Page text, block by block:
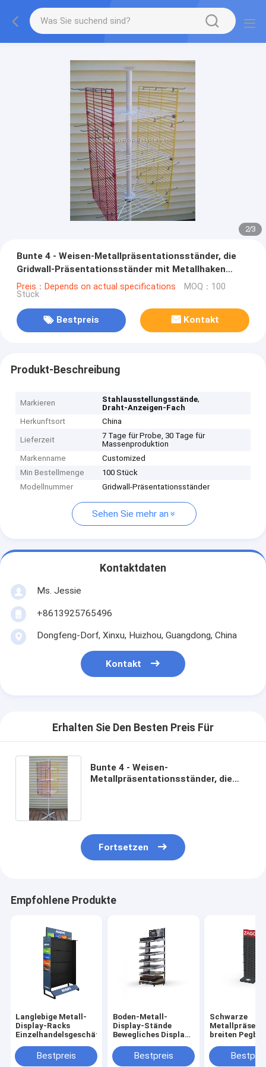
2/3
Bunte 4 - Weisen-Metallpräsentationsständer, die
Gridwall-Präsentationsständer mit Metallhaken
drehen
Preis：Depends on actual specifications MOQ：100
Stück
Bestpreis Kontakt
Produkt-Beschreibung
Markieren Stahlausstellungsstände,
Draht-Anzeigen-Fach
Herkunftsort
China
Lieferzeit
7 Tage für Probe, 30 Tage für
Massenproduktion
Markenname
Customized
Min Bestellmenge
100 Stück
Modellnummer
Gridwall-Präsentationsständer
Sehen Sie mehr an
Kontaktdaten
Ms. Jessie
+8613925765496
Dongfeng-Dorf, Xinxu, Huizhou, Guangdong, China
Kontakt
Erhalten Sie Den Besten Preis Für
Bunte 4 - Weisen-
Metallpräsentationsständer, die
Fortsetzen
Empfohlene Produkte
Langlebige Metall-
Display-Racks
Einzelhandelsgeschäft
Bestpreis
Boden-Metall-
Display-Stände
Bewegliches Display-
Farbschleifen
Bestpreis
Schwarze
breiten
mit Seiten
versehenen